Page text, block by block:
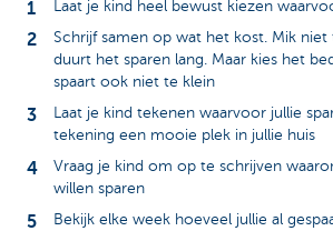
Laat je kind heel bewust kiezen
Schrijf samen op wat het kost. Mik
duurt het sparen lang. Maar kies het
spaart ook niet te klein
Laat je kind tekenen waarvoor jullie
tekening een mooie plek in jullie huis
Vraag je kind om op te schrijven
willen sparen
Bekijk elke week hoeveel jullie al